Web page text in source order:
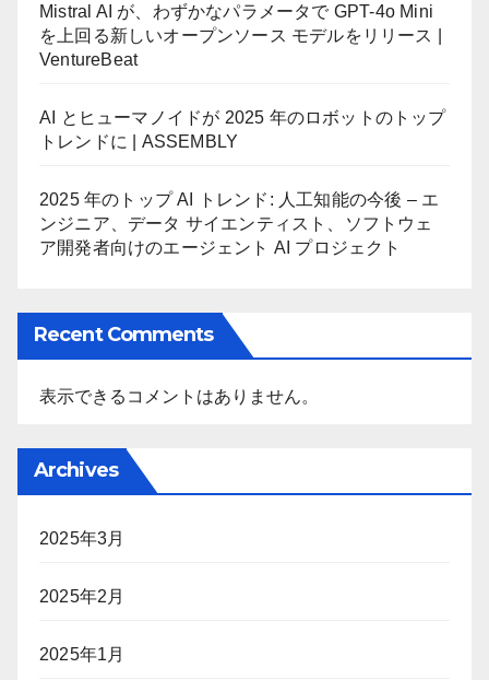
Mistral AI が、わずかなパラメータで GPT-4o Mini
を上回る新しいオープンソース モデルをリリース |
VentureBeat
AI とヒューマノイドが 2025 年のロボットのトップ
トレンドに | ASSEMBLY
2025 年のトップ AI トレンド: 人工知能の今後 – エ
ンジニア、データ サイエンティスト、ソフトウェ
ア開発者向けのエージェント AI プロジェクト
Recent Comments
表示できるコメントはありません。
Archives
2025年3月
2025年2月
2025年1月